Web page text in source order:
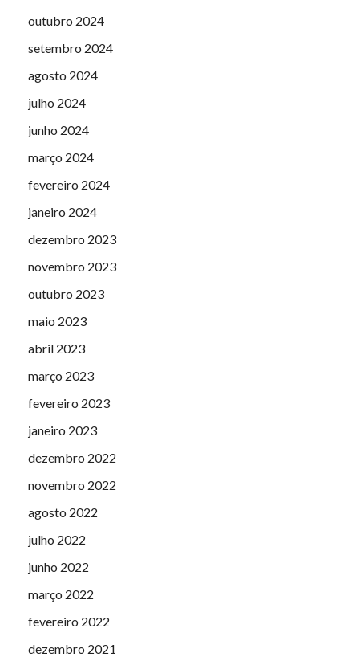
outubro 2024
setembro 2024
agosto 2024
julho 2024
junho 2024
março 2024
fevereiro 2024
janeiro 2024
dezembro 2023
novembro 2023
outubro 2023
maio 2023
abril 2023
março 2023
fevereiro 2023
janeiro 2023
dezembro 2022
novembro 2022
agosto 2022
julho 2022
junho 2022
março 2022
fevereiro 2022
dezembro 2021